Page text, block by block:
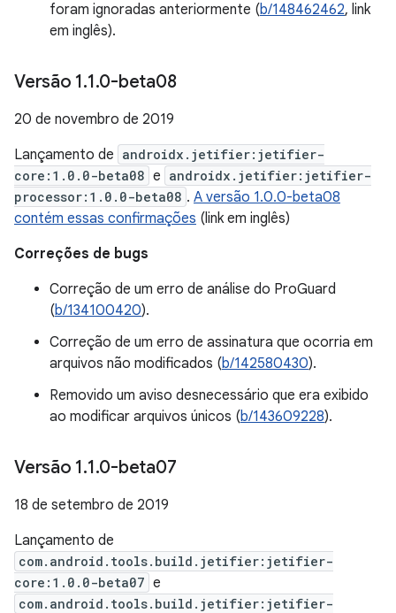
foram ignoradas anteriormente (b/148462462, link
em inglês).
Versão 1.1.0-beta08
20 de novembro de 2019
Lançamento de androidx.jetifier:jetifier-
core:1.0.0-beta08 e androidx.jetifier:jetifier-
processor:1.0.0-beta08 . A versão 1.0.0-beta08
contém essas confirmações (link em inglês)
Correções de bugs
Correção de um erro de análise do ProGuard
(b/134100420).
Correção de um erro de assinatura que ocorria em
arquivos não modificados (b/142580430).
Removido um aviso desnecessário que era exibido
ao modificar arquivos únicos (b/143609228).
Versão 1.1.0-beta07
18 de setembro de 2019
Lançamento de
com.android.tools.build.jetifier:jetifier-
core:1.0.0-beta07 e
com.android.tools.build.jetifier:jetifier-